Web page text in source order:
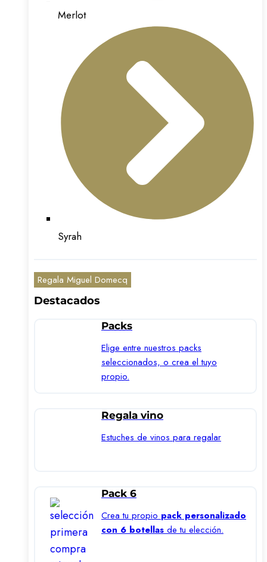
Merlot
Syrah
Regala Miguel Domecq
Destacados
Packs
Elige entre nuestros packs
seleccionados, o crea el tuyo
propio.
Regala vino
Estuches de vinos para regalar
Pack 6
Crea tu propio pack personalizado
con 6 botellas de tu elección.